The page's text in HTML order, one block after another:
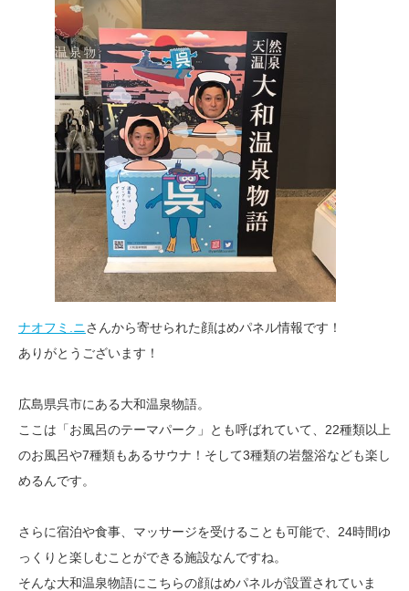
ナオフミ.ニさんから寄せられた顔はめパネル情報です！
ありがとうございます！
広島県呉市にある大和温泉物語。
ここは「お風呂のテーマパーク」とも呼ばれていて、22種類以上
のお風呂や7種類もあるサウナ！そして3種類の岩盤浴なども楽し
めるんです。
さらに宿泊や食事、マッサージを受けることも可能で、24時間ゆ
っくりと楽しむことができる施設なんですね。
そんな大和温泉物語にこちらの顔はめパネルが設置されていま